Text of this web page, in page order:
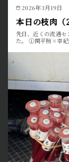
2026年3月19日
本日の枝肉（
先日、近くの流通
た。 ①関平照×幸